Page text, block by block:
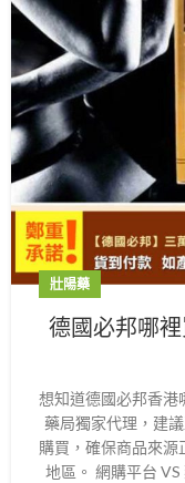
壯陽藥
德國必邦哪
想知道德國必邦香港
藥局獨家代理，建
購買，確保商品來
地區。 網購平台